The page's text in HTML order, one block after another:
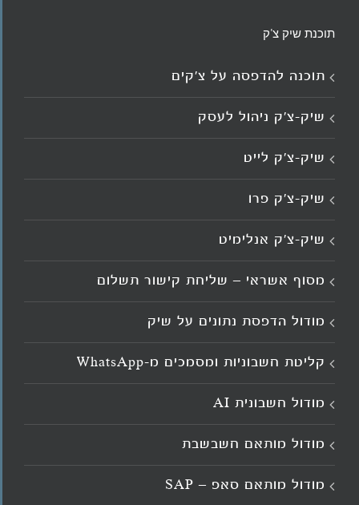
תוכנת שיק צ'ק
תוכנה להדפסה על צ’קים
שיק-צ'ק ניהול לעסק
שיק-צ’ק לייט
שיק-צ’ק פרו
שיק-צ’ק אנלימיט
מסוף אשראי – שליחת קישור תשלום
מודול הדפסת נתונים על שיק
קליטת חשבוניות ומסמכים מ־WhatsApp
מודול חשבונית AI
מודול מותאם חשבשבת
מודול מותאם סאפ – SAP